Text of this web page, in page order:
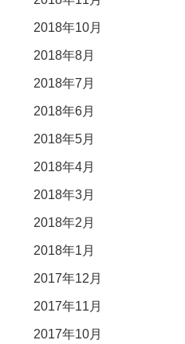
2018年10月
2018年8月
2018年7月
2018年6月
2018年5月
2018年4月
2018年3月
2018年2月
2018年1月
2017年12月
2017年11月
2017年10月